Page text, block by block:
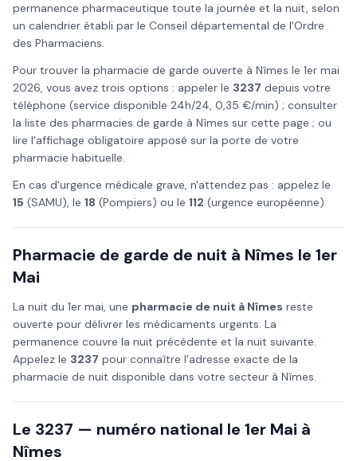
permanence pharmaceutique toute la journée et la nuit, selon
un calendrier établi par le Conseil départemental de l'Ordre
des Pharmaciens.
Pour trouver la pharmacie de garde ouverte à Nîmes le 1er mai
2026, vous avez trois options : appeler le 3237 depuis votre
téléphone (service disponible 24h/24, 0,35 €/min) ; consulter
la liste des pharmacies de garde à Nîmes sur cette page ; ou
lire l'affichage obligatoire apposé sur la porte de votre
pharmacie habituelle.
En cas d'urgence médicale grave, n'attendez pas : appelez le
15 (SAMU), le 18 (Pompiers) ou le 112 (urgence européenne).
Pharmacie de garde de nuit à Nîmes le 1er
Mai
La nuit du 1er mai, une pharmacie de nuit à Nîmes reste
ouverte pour délivrer les médicaments urgents. La
permanence couvre la nuit précédente et la nuit suivante.
Appelez le 3237 pour connaître l'adresse exacte de la
pharmacie de nuit disponible dans votre secteur à Nîmes.
Le 3237 — numéro national le 1er Mai à
Nîmes